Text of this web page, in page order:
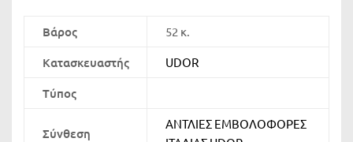
Βάρος 52 κ.
Κατασκευαστής UDOR
Τύπος
Σύνθεση
ΑΝΤΛΙΕΣ ΕΜΒΟΛΟΦΟΡΕΣ